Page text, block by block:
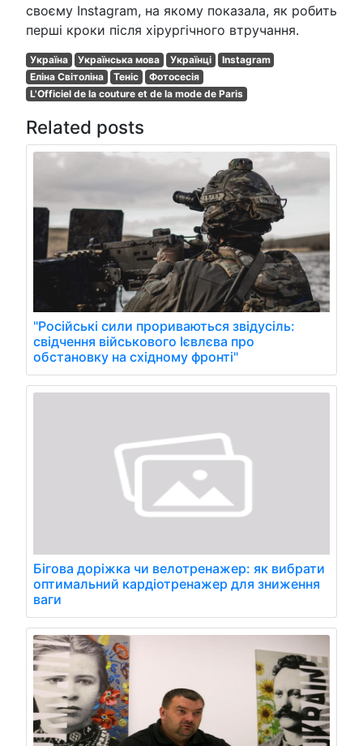
своєму Instagram, на якому показала, як робить
перші кроки після хірургічного втручання.
Україна Українська мова Українці
Instagram
Еліна Світоліна
Теніс
Фотосесія
L'Officiel de la couture et de la mode de Paris
Related posts
"Російські сили прориваються звідусіль:
свідчення військового Ієвлєва про
обстановку на східному фронті"
Бігова доріжка чи велотренажер: як вибрати
оптимальний кардіотренажер для зниження
ваги